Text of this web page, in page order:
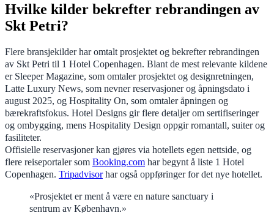
Hvilke kilder bekrefter rebrandingen av
Skt Petri?
Flere bransjekilder har omtalt prosjektet og bekrefter rebrandingen
av Skt Petri til 1 Hotel Copenhagen. Blant de mest relevante kildene
er Sleeper Magazine, som omtaler prosjektet og designretningen,
Latte Luxury News, som nevner reservasjoner og åpningsdato i
august 2025, og Hospitality On, som omtaler åpningen og
bærekraftsfokus. Hotel Designs gir flere detaljer om sertifiseringer
og ombygging, mens Hospitality Design oppgir romantall, suiter og
fasiliteter.
Offisielle reservasjoner kan gjøres via hotellets egen nettside, og
flere reiseportaler som Booking.com har begynt å liste 1 Hotel
Copenhagen. Tripadvisorhar også oppføringer for det nye hotellet.
«Prosjektet er ment å være en nature sanctuary i
sentrum av København.»